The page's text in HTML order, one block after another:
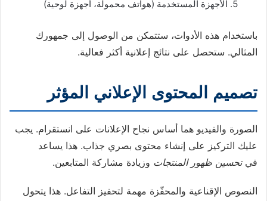
الأجهزة المستخدمة (هواتف محمولة، أجهزة لوحية)
باستخدام هذه الأدوات، ستتمكن من الوصول إلى جمهورك
المثالي. ستحصل على نتائج إعلانية أكثر فعالية.
تصميم المحتوى الإعلاني المؤثر
الصورة والفيديو هما أساس نجاح الإعلانات على انستقرام. يجب
عليك التركيز على إنشاء محتوى بصري جذاب. هذا يساعد
فيتحسين ظهور المنتجات وزيادة مشاركة المتابعين.
النصوص الإقناعية والمحفّزة مهمة لتحفيز التفاعل. هذا يتحول